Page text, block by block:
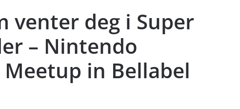
venter deg i Super
– Nintendo
in Bellabel